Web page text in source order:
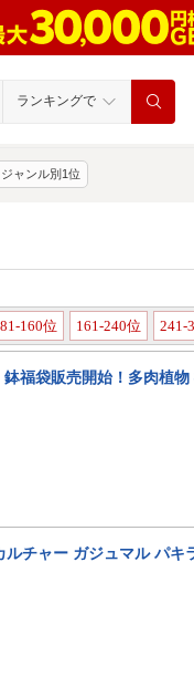
ランキングで
ジャンル別1位
81-160位 161-240位 241-
鉢福袋販売開始！多肉植
ルチャー ガジュマル パ